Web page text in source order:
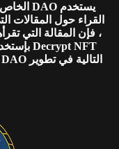
القراء حول المقالات
، فإن المقالة التي